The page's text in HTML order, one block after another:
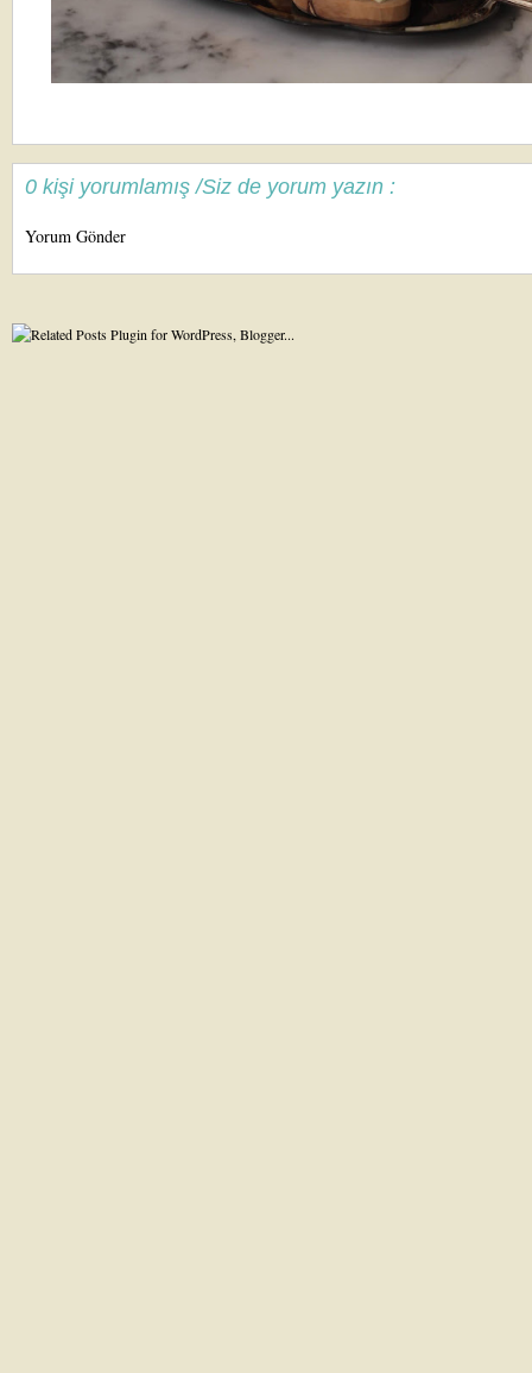
0 kişi yorumlamış /Siz de yorum yazın :
Yorum Gönder